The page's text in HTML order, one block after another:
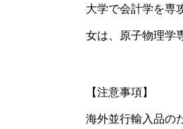
大学で会計学を専
女は、原子物理学
【注意事項】
海外並行輸入品の